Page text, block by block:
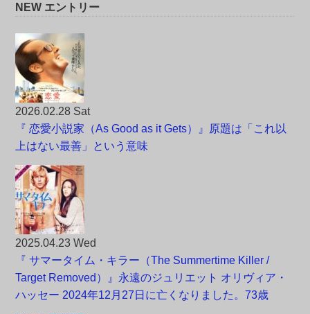
NEW エントリー
2026.02.28 Sat
『 恋愛小説家（As Good as it Gets）』原題は「これ以
上はない最善」という意味
2025.04.23 Wed
『 サマータイム・キラー（The Summertime Killer /
Target Removed）』永遠のジュリエット オリヴィア・
ハッセー 2024年12月27日に亡くなりました。73歳